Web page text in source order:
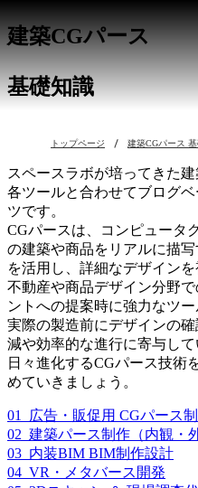
建築CGパース
基礎知識
トップページ 建築CGパース
スペースラボが培ってきた
各ツールと合わせてブログ
ツです。
CGパースは、コンピュータ
の建築や商品をリアルに描
を活用し、詳細なデザインを
不動産や商品デザイン分野
ントへの提案時に強力なツ
実際の製造前にデザインの
減や効率的な進行に寄与して
日々進化するCGパース技術
めていきましょう。
01_広告・販促用 CGパース
02_建築パース制作（内観・
03_内装BIM BIM制作設計
04_VR・メタバース開発